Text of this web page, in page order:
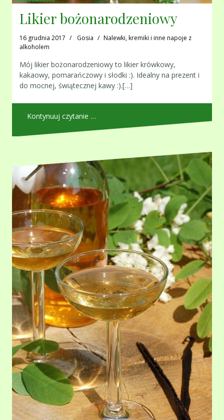
Likier bożonarodzeniowy
16 grudnia 2017 Gosia
Nalewki, kremiki i inne napoje z
alkoholem
Mój likier bożonarodzeniowy to likier krówkowy,
kakaowy, pomarańczowy i słodki :). Idealny na prezent i
do mocnej, świątecznej kawy :).[…]
Kontynuuj czytanie …